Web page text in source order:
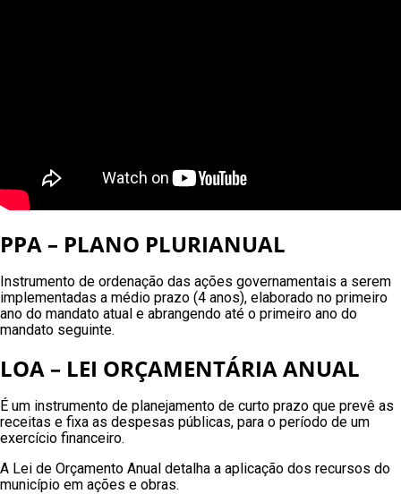
PPA – PLANO PLURIANUAL
Instrumento de ordenação das ações governamentais a serem
implementadas a médio prazo (4 anos), elaborado no primeiro
ano do mandato atual e abrangendo até o primeiro ano do
mandato seguinte.
LOA – LEI ORÇAMENTÁRIA ANUAL
É um instrumento de planejamento de curto prazo que prevê as
receitas e fixa as despesas públicas, para o período de um
exercício financeiro.
A Lei de Orçamento Anual detalha a aplicação dos recursos do
município em ações e obras.